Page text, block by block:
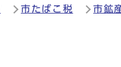
市たばこ税 市鉱